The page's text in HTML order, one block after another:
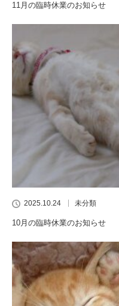
11月の臨時休業のお知らせ
2025.10.24 未分類
10月の臨時休業のお知らせ